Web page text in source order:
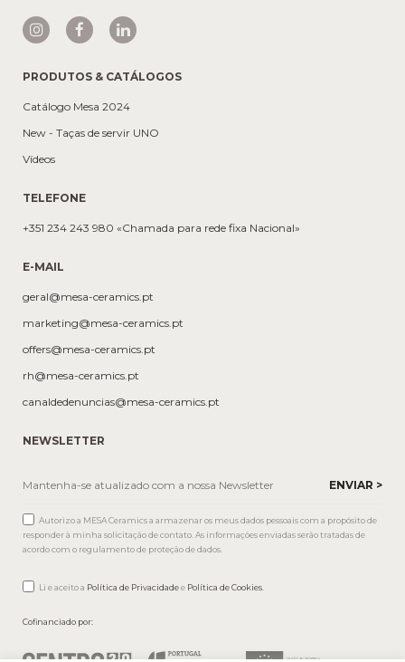
PRODUTOS & CATÁLOGOS
Catálogo Mesa 2024
New - Taças de servir UNO
Vídeos
TELEFONE
+351 234 243 980 «Chamada para rede fixa Nacional»
E-MAIL
geral@mesa-ceramics.pt
marketing@mesa-ceramics.pt
offers@mesa-ceramics.pt
rh@mesa-ceramics.pt
canaldedenuncias@mesa-ceramics.pt
NEWSLETTER
Autorizo a MESA Ceramics a armazenar os meus dados pessoais com a propósito de
responder à minha solicitação de contato. As informações enviadas serão tratadas de
acordo com o regulamento de proteção de dados.
Li e aceito a Política de Privacidadee Política de Cookies
Cofinanciado por: